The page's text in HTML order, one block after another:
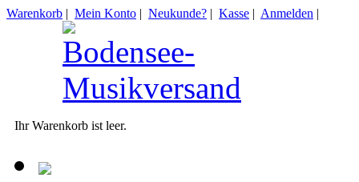
Warenkorb | Mein Konto | Neukunde? | Kasse | Anmelden |
Ihr Warenkorb ist leer.